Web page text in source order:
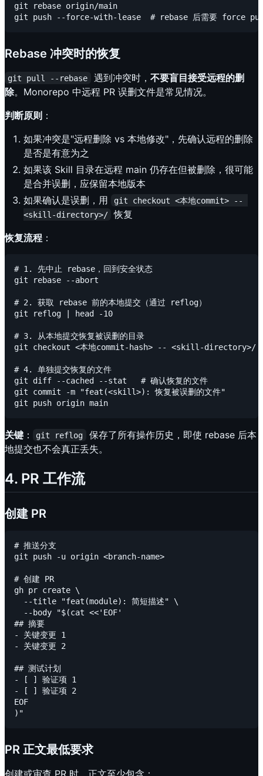
git rebase origin/main
Rebase 冲突时的恢复
git pull --rebase 遇到冲突时， 不要盲目接受远程的删
除。Monorepo 中远程 PR 误删文件是常见情况。
判断原则 ：
如果冲突是"远程删除 vs 本地修改"，先确认远程的删除
是否是有意为之
如果该 Skill 目录在远程 main 仍存在但被删除，很可能
是合并误删，应保留本地版本
如果确认是误删，用
git checkout <本地commit> --
<skill-directory>/ 恢复
恢复流程 ：
# 1. 先中止 rebase，回到安全状态
git rebase --abort
# 2. 获取 rebase 前的本地提交（通过 reflog）
git reflog | head -10
# 3. 从本地提交恢复被误删的目录
git checkout <本地commit-hash> -- <skill-directory>/
# 4. 单独提交恢复的文件
git diff --cached --stat   # 确认恢复的文件
git commit -m "feat(<skill>): 恢复被误删的文件"
关键 ： git reflog
保存了所有操作历史，即使 rebase 后本
地提交也不会真正丢失。
4. PR 工作流
创建 PR
# 推送分支
git push -u origin <branch-name>
# 创建 PR
gh pr create \
  --title "feat(module): 简短描述" \
  --body "$(cat <<'EOF'
## 摘要
- 关键变更 1
- 关键变更 2
## 测试计划
- [ ] 验证项 1
- [ ] 验证项 2
EOF
PR 正文最低要求
创建或审查 PR 时，正文至少包含：